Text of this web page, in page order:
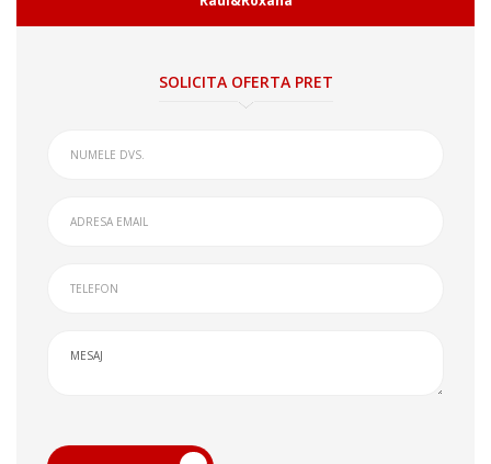
SOLICITA OFERTA PRET